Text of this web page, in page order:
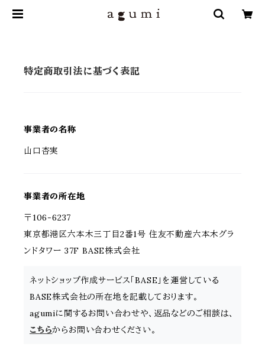
特定商取引法に基づく表記
事業者の名称
山口杏実
事業者の所在地
〒106-6237
東京都港区六本木三丁目2番1号 住友不動産六本木グラ
ンドタワー 37F BASE株式会社
ネットショップ作成サービス「BASE」を運営している
BASE株式会社の所在地を記載しております。
agumiに関するお問い合わせや、返品などのご相談は、
こちらからお問い合わせください。